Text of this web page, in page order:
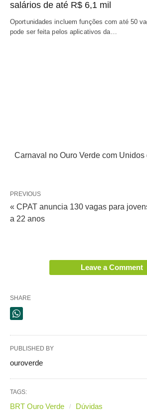
salários de até R$ 6,1 mil
Oportunidades incluem funções com até 50
pode ser feita pelos aplicativos da…
Carnaval no Ouro Verde com
PREVIOUS
« CPAT anuncia 130 vagas para
a 22 anos
Leave a Comment
SHARE
PUBLISHED BY
ouroverde
TAGS:
BRT Ouro Verde Dúvidas